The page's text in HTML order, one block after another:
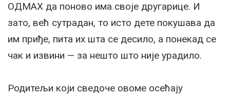
ОДМАХ да поново има своје другарице. И
зато, већ сутрадан, то исто дете покушава да
им приђе, пита их шта се десило, а понекад се
чак и извини — за нешто што није урадило.
Родитељи који сведоче овоме осећају